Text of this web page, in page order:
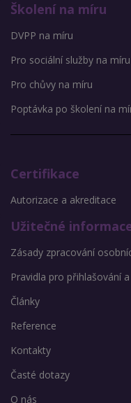
Školení na míru
DVPP na míru
Pro sociální služby na míru
Pro chůvy na míru
Poptávka po školení na
Certifikace
Autorizace a akreditace
Užitečné
Zásady zpracování
Pravidla pro přihlašování
Články
Reference
Kontakty
Časté dotazy
O nás